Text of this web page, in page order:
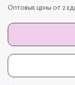
Оптовые цены от 2